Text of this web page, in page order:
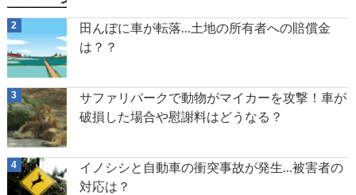
田んぼに車が転落…土地の所有者への賠償金
は？？
サファリパークで動物がマイカーを攻撃！車が
破損した場合や慰謝料はどうなる？
イノシシと自動車の衝突事故が発生…被害者の
対応は？